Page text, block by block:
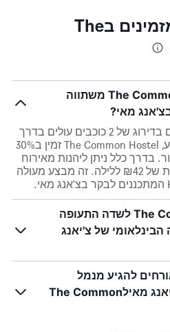
שאלות נפוצות למזמינים בThe
האם התמחור בThe Common Hostel משתווה
מלונות בצ'אנג מאי המדורגים בדירוג של 2 כוכבים עולים בדרך
כלל ₪61 ללילה, אבל בממוצע, The Common Hostel זמין ב30%
בדרך כלל ניתן ליהנות מאירוח
בThe Common Hostel בעלות של ₪42 ללילה. זה מבצע מעולה
כמה קרוב The Common Hostel לשדה התעופה
של צ'יאנג
להגיע מנמל
התעופה הבינלאומי של צ'יאנג מאילThe Common